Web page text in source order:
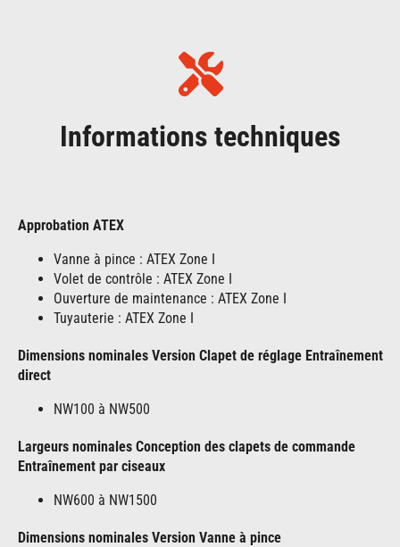
Informations techniques
Approbation ATEX
Vanne à pince : ATEX Zone I
Volet de contrôle : ATEX Zone I
Ouverture de maintenance : ATEX Zone I
Tuyauterie : ATEX Zone I
Dimensions nominales Version Clapet de réglage Entraînement
direct
NW100 à NW500
Largeurs nominales Conception des clapets de commande
Entraînement par ciseaux
NW600 à NW1500
Dimensions nominales Version Vanne à pince